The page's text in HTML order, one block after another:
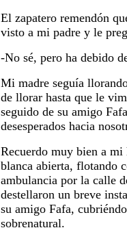
El zapatero remendón
visto a mi padre y le
-No sé, pero ha debido
Mi madre seguía
de llorar hasta que le
seguido de su amigo
desesperados hacia
Recuerdo muy bien a mi
blanca abierta, flotando
ambulancia por la calle
destellaron un breve
su amigo Fafa,
sobrenatural.